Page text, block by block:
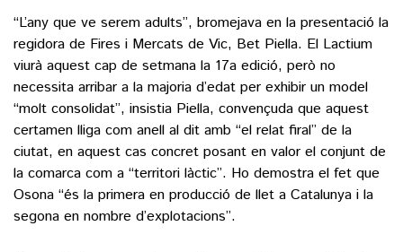
“L’any que ve serem adults”, bromejava en la presentació la
regidora de Fires i Mercats de Vic, Bet Piella. El Lactium
viurà aquest cap de setmana la 17a edició, però no
necessita arribar a la majoria d’edat per exhibir un model
“molt consolidat”, insistia Piella, convençuda que aquest
certamen lliga com anell al dit amb “el relat firal” de la
ciutat, en aquest cas concret posant en valor el conjunt de
la comarca com a “territori làctic”. Ho demostra el fet que
Osona “és la primera en producció de llet a Catalunya i la
segona en nombre d’explotacions”.